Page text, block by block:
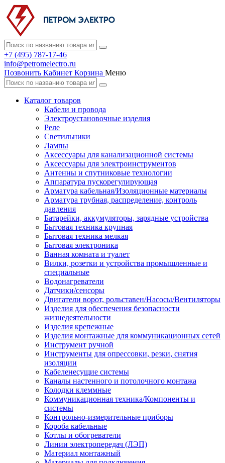
+7 (495) 787-17-46
info@petromelectro.ru
Позвонить Кабинет Корзина Меню
Каталог товаров
Кабели и провода
Электроустановочные изделия
Реле
Светильники
Лампы
Аксессуары для канализационной системы
Аксессуары для электроинструментов
Антенны и спутниковые технологии
Аппаратура пускорегулирующая
Арматура кабельная/Изоляционные материалы
Арматура трубная, распределение, контроль
давления
Батарейки, аккумуляторы, зарядные устройства
Бытовая техника крупная
Бытовая техника мелкая
Бытовая электроника
Ванная комната и туалет
Вилки, розетки и устройства промышленные и
специальные
Водонагреватели
Датчики/сенсоры
Двигатели ворот, рольставен/Насосы/Вентиляторы
Изделия для обеспечения безопасности
жизнедеятельности
Изделия крепежные
Изделия монтажные для коммуникационных сетей
Инструмент ручной
Инструменты для опрессовки, резки, снятия
изоляции
Кабеленесущие системы
Каналы настенного и потолочного монтажа
Колодки клеммные
Коммуникационная техника/Компоненты и
системы
Контрольно-измерительные приборы
Короба кабельные
Котлы и обогреватели
Линии электропередач (ЛЭП)
Материал монтажный